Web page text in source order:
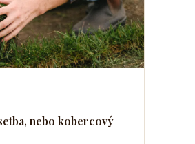
nebo kobercový